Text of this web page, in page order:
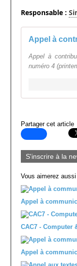
Responsable :
Appel à
numéro 4
Partager cet article
S'inscrire à la
Vous aimerez aussi
Appel à
CAC7 - Computer
Appel à